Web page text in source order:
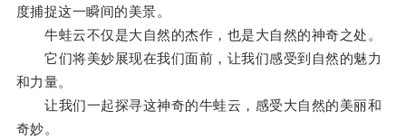
度捕捉这一瞬间的美景。
牛蛙云不仅是大自然的杰作，也是大自然的神奇之处。
它们将美妙展现在我们面前，让我们感受到自然的魅力
和力量。
让我们一起探寻这神奇的牛蛙云，感受大自然的美丽和
奇妙。